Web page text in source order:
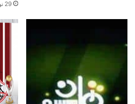
29 نوفمبر، 2020